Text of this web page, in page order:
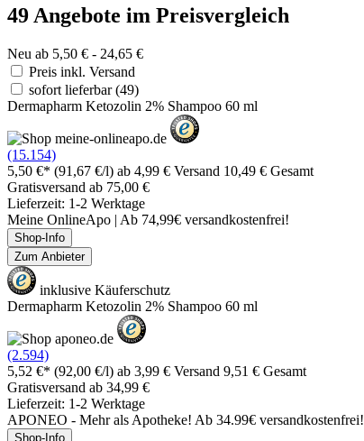
49 Angebote im Preisvergleich
Neu ab 5,50 € - 24,65 €
Preis inkl. Versand
sofort lieferbar(49)
Dermapharm Ketozolin 2% Shampoo 60 ml
(15.154)
5,50 €* (91,67 €/l) ab 4,99 € Versand 10,49 € Gesamt
Gratisversand ab 75,00 €
Lieferzeit: 1-2 Werktage
Meine OnlineApo | Ab 74,99€ versandkostenfrei!
Shop-Info
Zum Anbieter
inklusive Käuferschutz
Dermapharm Ketozolin 2% Shampoo 60 ml
(2.594)
5,52 €* (92,00 €/l) ab 3,99 € Versand 9,51 € Gesamt
Gratisversand ab 34,99 €
Lieferzeit: 1-2 Werktage
APONEO - Mehr als Apotheke! Ab 34.99€ versandkostenfrei!
Shop-Info